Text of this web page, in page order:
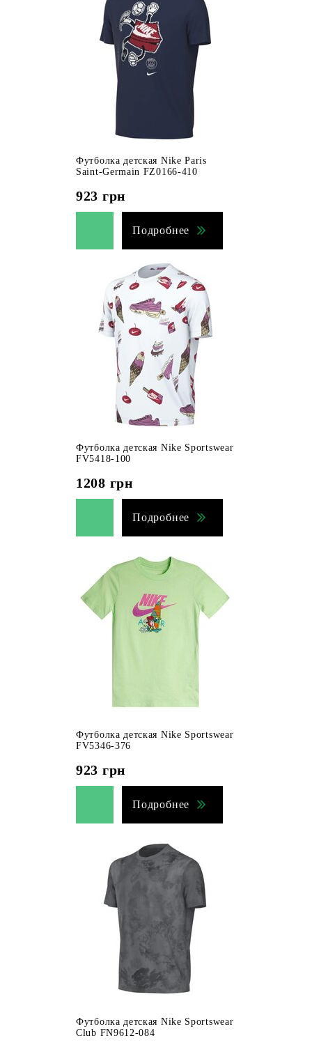
Футболка детская Nike Paris
Saint-Germain FZ0166-410
923 грн
Подробнее
Футболка детская Nike Sportswear
FV5418-100
1208 грн
Подробнее
Футболка детская Nike Sportswear
FV5346-376
923 грн
Подробнее
Футболка детская Nike Sportswear
Club FN9612-084